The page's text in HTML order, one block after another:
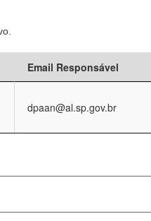
Email Responsável
dpaan@al.sp.gov.br